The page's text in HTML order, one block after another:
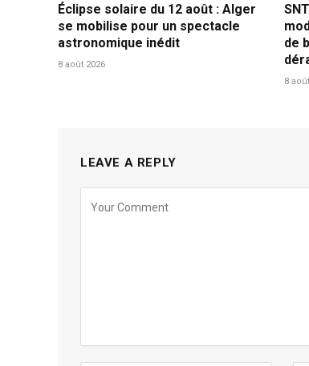
Éclipse solaire du 12 août : Alger
se mobilise pour un spectacle
astronomique inédit
8 août 2026
de
8
LEAVE A REPLY